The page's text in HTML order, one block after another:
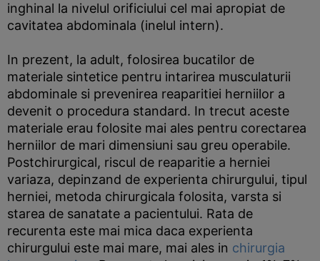
inghinal la nivelul orificiului cel mai apropiat de
cavitatea abdominala (inelul intern).
In prezent, la adult, folosirea bucatilor de
materiale sintetice pentru intarirea musculaturii
abdominale si prevenirea reaparitiei herniilor a
devenit o procedura standard. In trecut aceste
materiale erau folosite mai ales pentru corectarea
herniilor de mari dimensiuni sau greu operabile.
Postchirurgical, riscul de reaparitie a herniei
variaza, depinzand de experienta chirurgului, tipul
herniei, metoda chirurgicala folosita, varsta si
starea de sanatate a pacientului. Rata de
recurenta este mai mica daca experienta
chirurgului este mai mare, mai ales in chirurgia